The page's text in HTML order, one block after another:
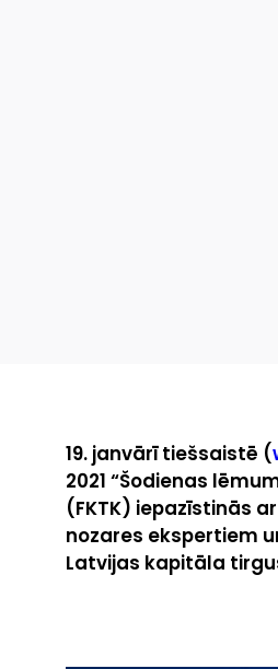
19. janvārī tiešsaistē (
2021 “Šodienas
(FKTK) iepazīstinās
nozares ekspertiem
Latvijas kapitāla